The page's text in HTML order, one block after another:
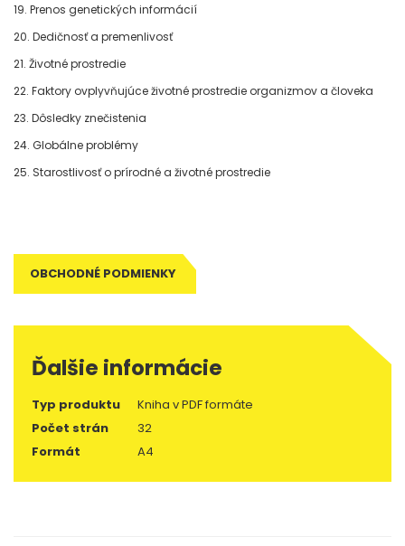
19. Prenos genetických informácií
20. Dedičnosť a premenlivosť
21. Životné prostredie
22. Faktory ovplyvňujúce životné prostredie organizmov a človeka
23. Dôsledky znečistenia
24. Globálne problémy
25. Starostlivosť o prírodné a životné prostredie
OBCHODNÉ PODMIENKY
Ďalšie informácie
Typ produktu
Kniha v PDF formáte
Počet strán
32
Formát
A4